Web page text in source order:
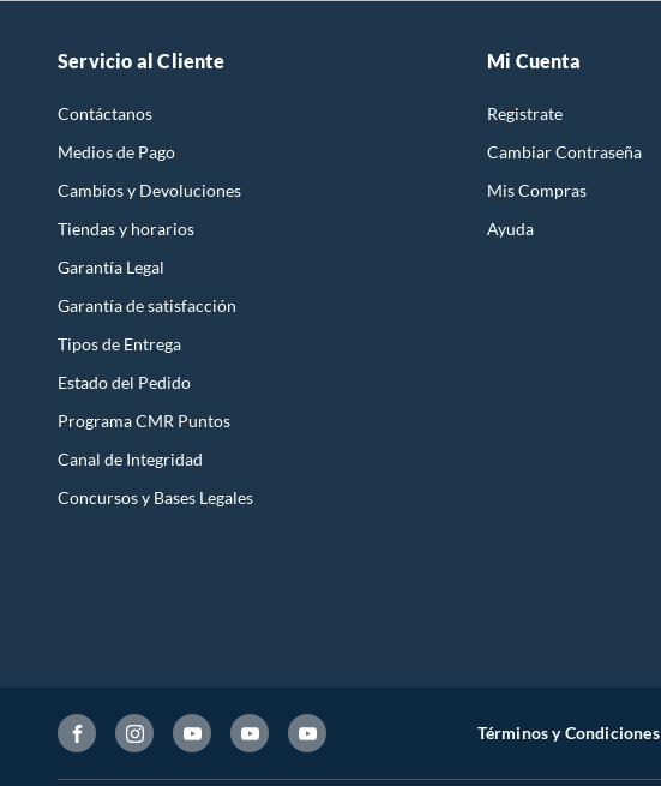
Servicio al Cliente
Contáctanos
Medios de Pago
Cambios y Devoluciones
Tiendas y horarios
Garantía Legal
Garantía de satisfacción
Tipos de Entrega
Estado del Pedido
Programa CMR Puntos
Canal de Integridad
Concursos y Bases Legales
Mi Cuenta
Registrate
Cambiar Contraseña
Mis Compras
Ayuda
Términos y Condiciones